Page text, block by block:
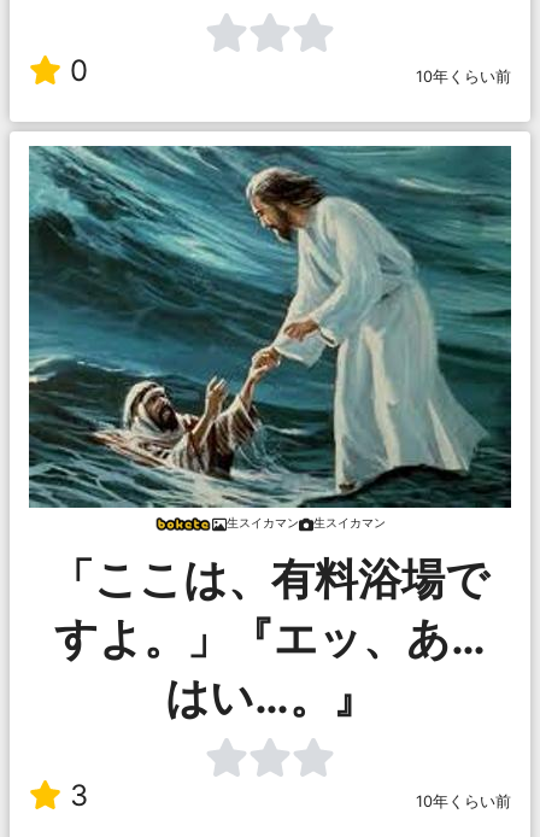
0 10年くらい前
生スイカマン 生スイカマン
「ここは、有料浴場で
すよ。」『エッ、あ…
はい…。』
3 10年くらい前